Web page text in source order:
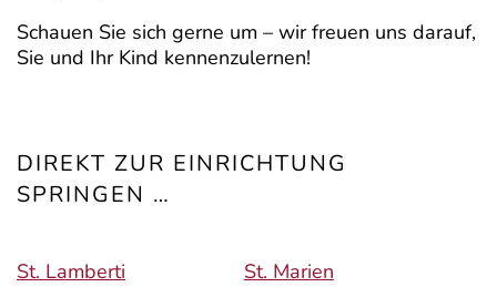
Schauen Sie sich gerne um – wir freuen uns darauf,
Sie und Ihr Kind kennenzulernen!
DIREKT ZUR EINRICHTUNG
SPRINGEN …
St. Lamberti
St. Marien